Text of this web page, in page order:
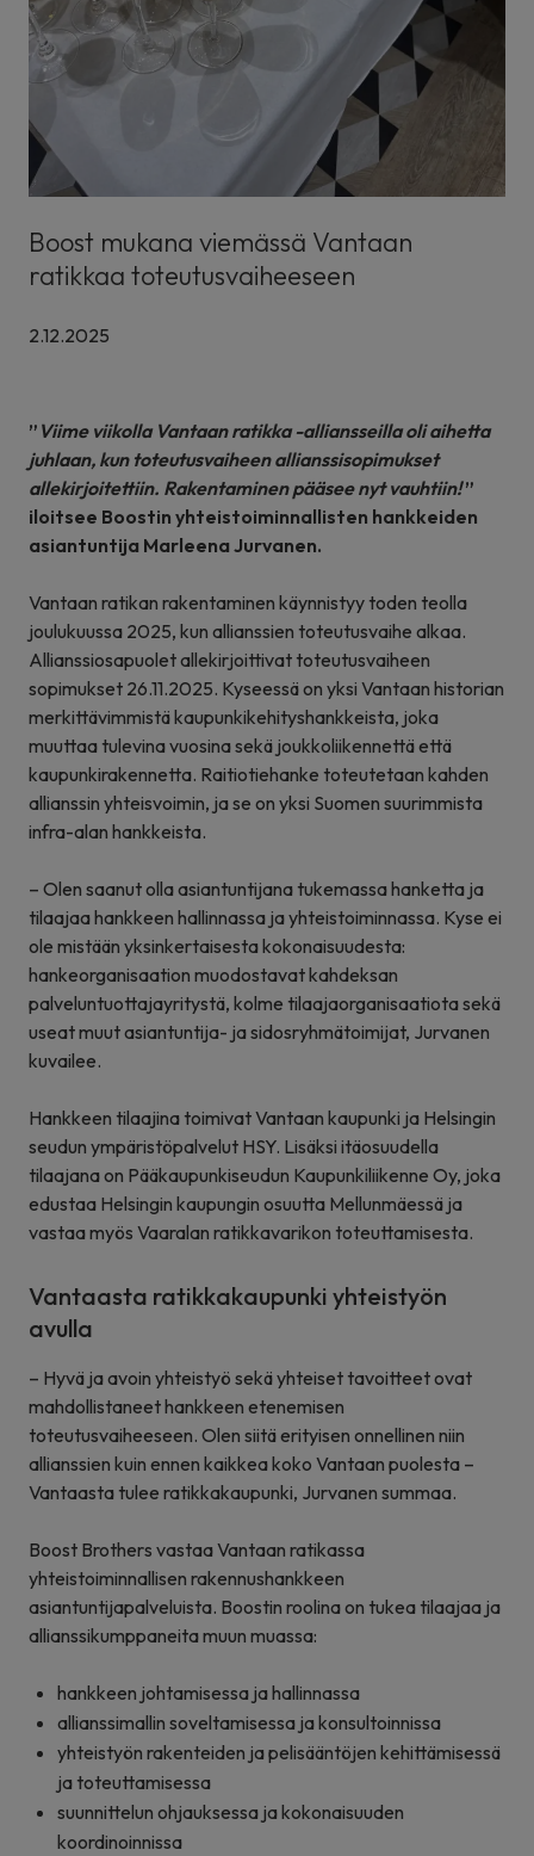
Boost mukana viemässä Vantaan
ratikkaa toteutusvaiheeseen
2.12.2025
” Viime viikolla Vantaan ratikka -alliansseilla oli aihetta
juhlaan, kun toteutusvaiheen allianssisopimukset
allekirjoitettiin. Rakentaminen pääsee nyt vauhtiin!”
iloitsee Boostin yhteistoiminnallisten hankkeiden
asiantuntija Marleena Jurvanen.
Vantaan ratikan rakentaminen käynnistyy toden teolla
joulukuussa 2025, kun allianssien toteutusvaihe alkaa.
Allianssiosapuolet allekirjoittivat toteutusvaiheen
sopimukset 26.11.2025. Kyseessä on yksi Vantaan historian
merkittävimmistä kaupunkikehityshankkeista, joka
muuttaa tulevina vuosina sekä joukkoliikennettä että
kaupunkirakennetta. Raitiotiehanke toteutetaan kahden
allianssin yhteisvoimin, ja se on yksi Suomen suurimmista
infra-alan hankkeista.
– Olen saanut olla asiantuntijana tukemassa hanketta ja
tilaajaa hankkeen hallinnassa ja yhteistoiminnassa. Kyse ei
ole mistään yksinkertaisesta kokonaisuudesta:
hankeorganisaation muodostavat kahdeksan
palveluntuottajayritystä, kolme tilaajaorganisaatiota sekä
useat muut asiantuntija- ja sidosryhmätoimijat, Jurvanen
kuvailee.
Hankkeen tilaajina toimivat Vantaan kaupunki ja Helsingin
seudun ympäristöpalvelut HSY. Lisäksi itäosuudella
tilaajana on Pääkaupunkiseudun Kaupunkiliikenne Oy, joka
edustaa Helsingin kaupungin osuutta Mellunmäessä ja
vastaa myös Vaaralan ratikkavarikon toteuttamisesta.
Vantaasta ratikkakaupunki yhteistyön
avulla
– Hyvä ja avoin yhteistyö sekä yhteiset tavoitteet ovat
mahdollistaneet hankkeen etenemisen
toteutusvaiheeseen. Olen siitä erityisen onnellinen niin
allianssien kuin ennen kaikkea koko Vantaan puolesta –
Vantaasta tulee ratikkakaupunki, Jurvanen summaa.
Boost Brothers vastaa Vantaan ratikassa
yhteistoiminnallisen rakennushankkeen
asiantuntijapalveluista. Boostin roolina on tukea tilaajaa ja
allianssikumppaneita muun muassa:
hankkeen johtamisessa ja hallinnassa
allianssimallin soveltamisessa ja konsultoinnissa
yhteistyön rakenteiden ja pelisääntöjen kehittämisessä
ja toteuttamisessa
suunnittelun ohjauksessa ja kokonaisuuden
koordinoinnissa